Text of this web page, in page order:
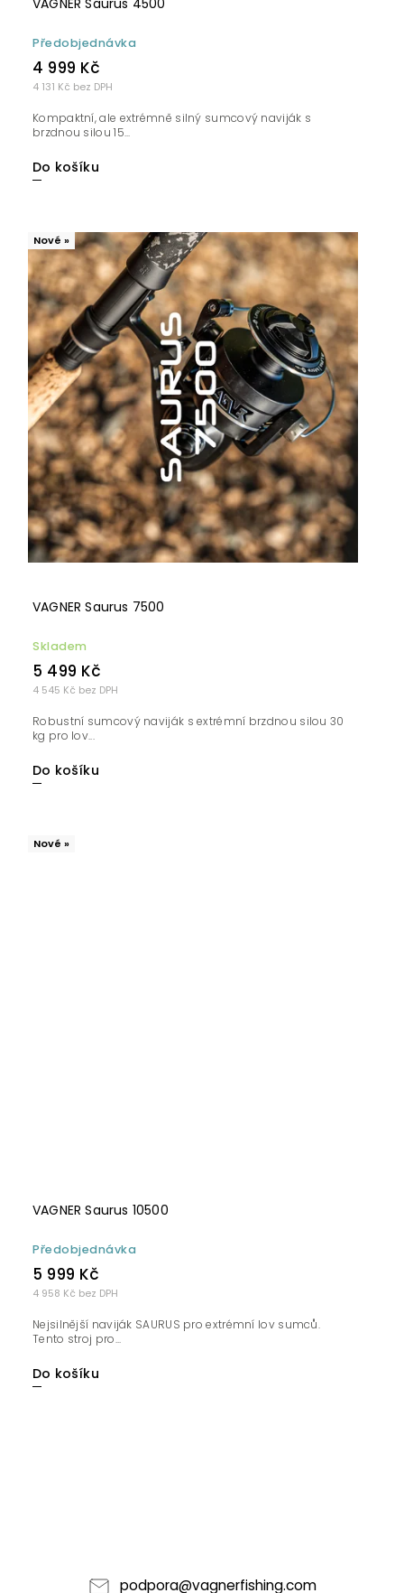
VAGNER Saurus 4500
Předobjednávka
4 131 Kč bez DPH
4 999 Kč
Do košíku
Kompaktní, ale extrémně silný sumcový naviják s
brzdnou silou 15...
Nové »
VAGNER Saurus 7500
Skladem
4 545 Kč bez DPH
5 499 Kč
Do košíku
Robustní sumcový naviják s extrémní brzdnou silou 30
kg pro lov...
Nové »
VAGNER Saurus 10500
Předobjednávka
4 958 Kč bez DPH
5 999 Kč
Do košíku
Nejsilnější naviják SAURUS pro extrémní lov sumců.
Tento stroj pro...
podpora@vagnerfishing.com